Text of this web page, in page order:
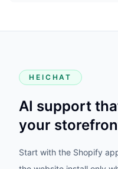
HEICHAT
AI support
your
Start with the Shopify